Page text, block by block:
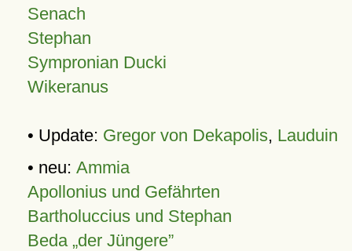
Senach
Stephan
Sympronian Ducki
Wikeranus
• Update: Gregor von Dekapolis, Lauduin
• neu: Ammia
Apollonius und Gefährten
Bartholuccius und Stephan
Beda „der Jüngere”